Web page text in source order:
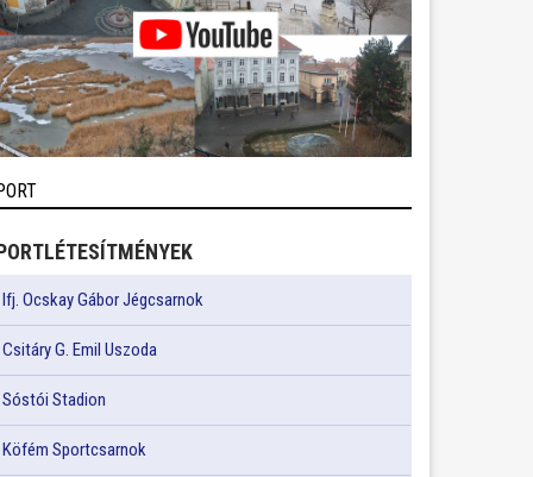
Ifj. Ocskay Gábor Jégcsarnok
Csitáry G. Emil Uszoda
Sóstói Stadion
Köfém Sportcsarnok